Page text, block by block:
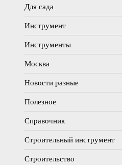
Для сада
Инструмент
Инструменты
Москва
Новости разные
Полезное
Справочник
Строительный инструмент
Строительство